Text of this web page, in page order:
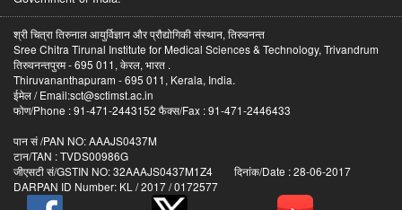
श्री चित्रा तिरुनाल आयुर्विज्ञान और प्रौद्योगिकी संस्थान, तिरुवनन्त
Sree Chitra Tirunal Institute for Medical Sciences & Technology, Trivandrum
तिरुवनन्तपुरम - 695 011, केरल, भारत .
Thiruvananthapuram - 695 011, Kerala, India.
ईमेल / Email:sct@sctimst.ac.in
फोण/Phone : 91-471-2443152 फैक्स/Fax : 91-471-2446433
पान सं /PAN NO: AAAJS0437M
टान/TAN : TVDS00986G
जीएसटी सं/GSTIN NO: 32AAAJS0437M1Z4 दिनांक/Date : 28-06-2017
DARPAN ID Number: KL / 2017 / 0172577